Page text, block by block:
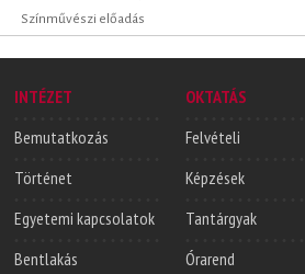
Színművészi előadás
INTÉZET
Bemutatkozás
Történet
Egyetemi kapcsolatok
Bentlakás
OKTATÁS
Felvételi
Képzések
Tantárgyak
Órarend